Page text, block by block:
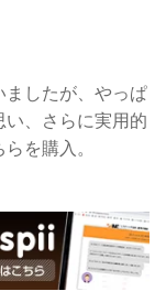
ましたが、やっぱ
い、さらに実用的
を購入。